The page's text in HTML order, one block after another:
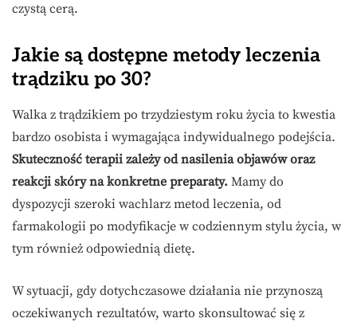
czystą cerą.
Jakie są dostępne metody leczenia
trądziku po 30?
Walka z trądzikiem po trzydziestym roku życia to kwestia
bardzo osobista i wymagająca indywidualnego podejścia.
Skuteczność terapii zależy od nasilenia objawów oraz
reakcji skóry na konkretne preparaty. Mamy do
dyspozycji szeroki wachlarz metod leczenia, od
farmakologii po modyfikacje w codziennym stylu życia, w
tym również odpowiednią dietę.
W sytuacji, gdy dotychczasowe działania nie przynoszą
oczekiwanych rezultatów, warto skonsultować się z